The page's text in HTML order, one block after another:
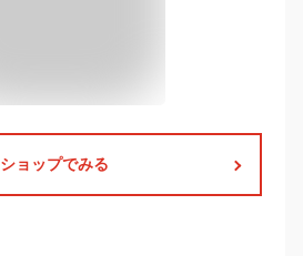
ショップでみる